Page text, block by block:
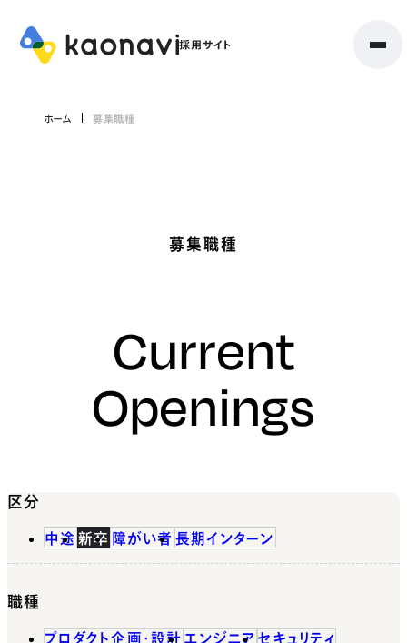
ホーム 募集職種
募集職種
Current
Openings
区分
中途 新卒 障がい者 長期インターン
職種
プロダクト企画・設計 エンジニア セキュリティ